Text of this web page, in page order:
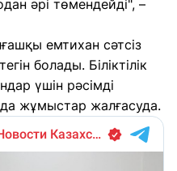
әрі төмендейді", –
емтихан сәтсіз
болады. Біліктілік
үшін рәсімді
жұмыстар жалғасуда.